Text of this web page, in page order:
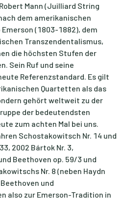
Mann (Juilliard String
dem amerikanischen
Emerson (1803-1882), dem
Transzendentalismus,
die höchsten Stufen der
Sein Ruf und seine
Referenzstandard. Es gilt
Quartetten als das
gehört weltweit zu der
der bedeutendsten
zum achten Mal bei uns.
Schostakowitsch Nr. 14 und
2002 Bártok Nr. 3,
Beethoven op. 59/3 und
Nr. 8 (neben Haydn
und
also zur Emerson-Tradition in